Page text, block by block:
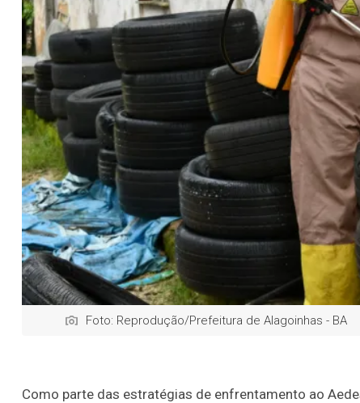
Foto: Reprodução/Prefeitura de Alagoinhas - BA
Como parte das estratégias de enfrentamento ao